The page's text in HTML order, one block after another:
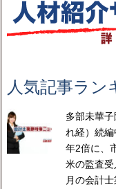
人気記事ラン
多部未華
れ経）続
年2倍に、
米の監査
月の会計